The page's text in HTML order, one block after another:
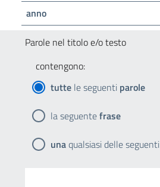
anno
Parole nel titolo e/o testo
contengono:
tutte le seguenti parole
la seguentefrase
unaqualsiasi delle seguenti